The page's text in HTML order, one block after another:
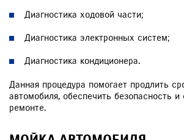
Диагностика ходовой части;
Диагностика электронных систем;
Диагностика кондиционера.
Данная процедура помогает продлить
автомобиля, обеспечить безопасность и
ремонте.